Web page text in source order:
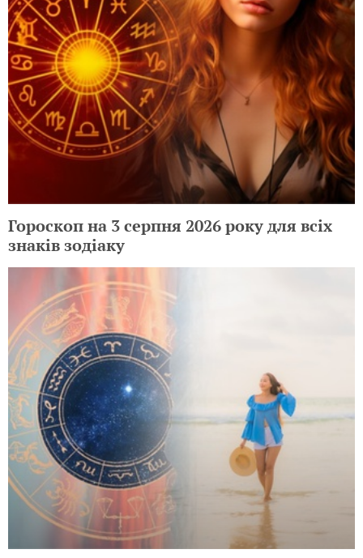
Гороскоп на 3 серпня 2026 року для всіх
знаків зодіаку